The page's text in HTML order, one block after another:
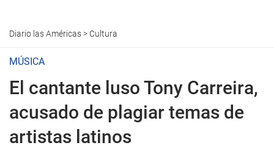
Diario las Américas> Cultura
MÚSICA
El cantante luso Tony Carreira,
acusado de plagiar temas de
artistas latinos